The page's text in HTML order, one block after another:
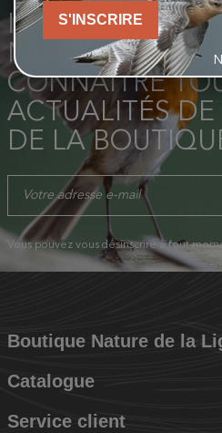
INSCRIVEZ-
NEWSLETTER
CONNAÎTRE
ACTUALITÉS DE
DE LA
Vous pouvez vous désinscrire à tout
Boutique Nature de la
Catalogue
Service client
S'INSCRIRE